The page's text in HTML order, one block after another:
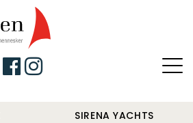
SIRENA YACHTS